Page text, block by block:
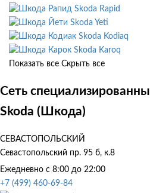
Skoda Rapid
Skoda Yeti
Skoda Kodiaq
Skoda Karoq
Показать все Скрыть все
Сеть
Skoda (Шкода)
СЕВАСТОПОЛЬСКИЙ
Севастопольский пр. 95 б, к.8
Ежедневно с 8:00 до 22:00
+7 (499) 460-69-84